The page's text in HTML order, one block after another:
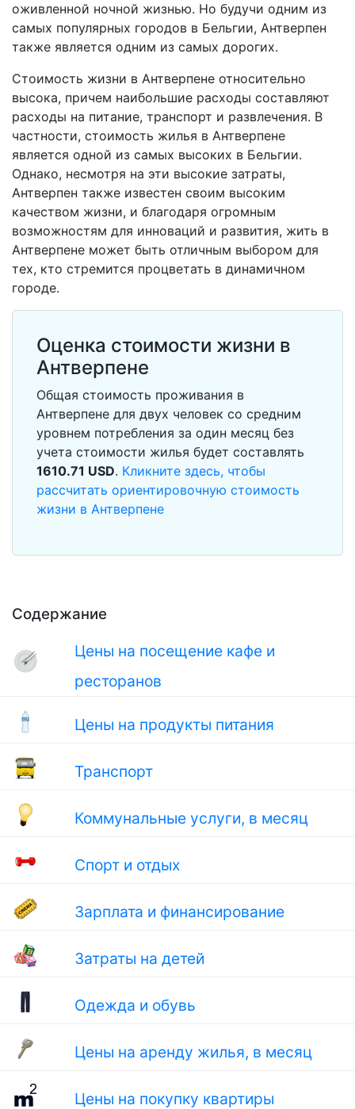
Содержание
Цены на посещение кафе и
ресторанов
Цены на продукты питания
Транспорт
Коммунальные услуги, в месяц
Спорт и отдых
Зарплата и финансирование
Затраты на детей
Одежда и обувь
Цены на аренду жилья, в месяц
Цены на покупку квартиры
оживленной ночной жизнью. Но будучи одним из
самых популярных городов в Бельгии, Антверпен
также является одним из самых дорогих.
Стоимость жизни в Антверпене относительно
высока, причем наибольшие расходы составляют
расходы на питание, транспорт и развлечения. В
частности, стоимость жилья в Антверпене
является одной из самых высоких в Бельгии.
Однако, несмотря на эти высокие затраты,
Антверпен также известен своим высоким
качеством жизни, и благодаря огромным
возможностям для инноваций и развития, жить в
Антверпене может быть отличным выбором для
тех, кто стремится процветать в динамичном
городе.
Оценка стоимости жизни в
Антверпене
Общая стоимость проживания в
Антверпене для двух человек со средним
уровнем потребления за один месяц без
учета стоимости жилья будет составлять
1610.71 USD. Кликните здесь, чтобы
рассчитать ориентировочную стоимость
жизни в Антверпене